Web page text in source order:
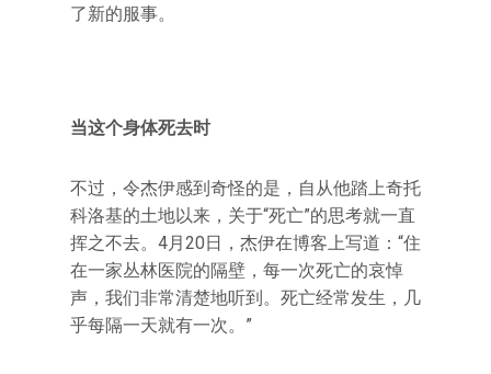
了新的服事。
当这个身体死去时
不过，令杰伊感到奇怪的是，自从他踏上奇托
科洛基的土地以来，关于“死亡”的思考就一直
挥之不去。4月20日，杰伊在博客上写道：“住
在一家丛林医院的隔壁，每一次死亡的哀悼
声，我们非常清楚地听到。死亡经常发生，几
乎每隔一天就有一次。”